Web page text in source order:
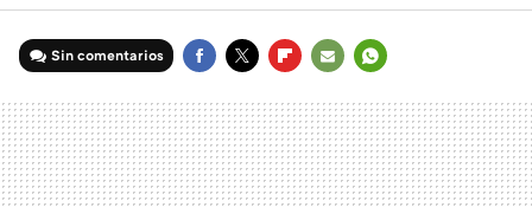
Sin comentarios
MAIL